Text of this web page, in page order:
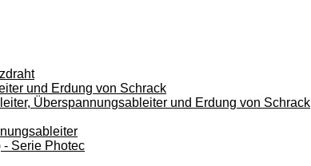
und Erdung von Schrack
Überspannungsableiter und Erdung von Schrack
- Serie Photec